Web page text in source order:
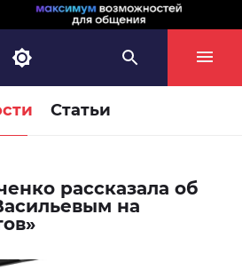
Статьи
рассказала об
на